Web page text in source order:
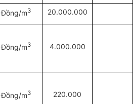
Đồng/m3 20.000.000
Đồng/m3 4.000.000
Đồng/m3 220.000